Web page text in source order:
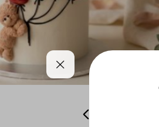
منتجات الشتاء